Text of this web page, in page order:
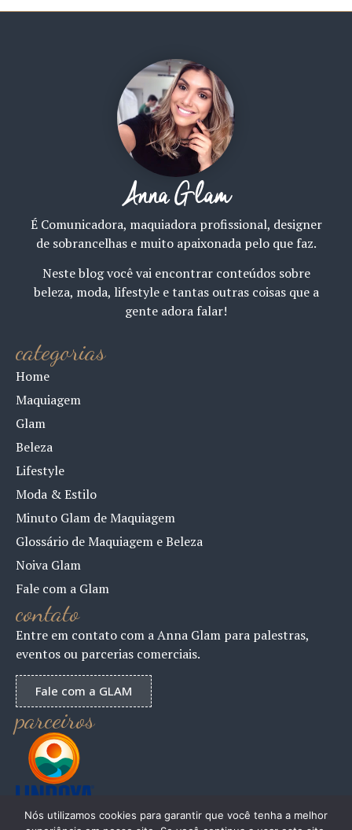
Anna Glam
É Comunicadora, maquiadora profissional, designer
de sobrancelhas e muito apaixonada pelo que faz.
Neste blog você vai encontrar conteúdos sobre
beleza, moda, lifestyle e tantas outras coisas que a
gente adora falar!
categorias
Home
Maquiagem
Glam
Beleza
Lifestyle
Moda & Estilo
Minuto Glam de Maquiagem
Glossário de Maquiagem e Beleza
Noiva Glam
Fale com a Glam
contato
Entre em contato com a Anna Glam para palestras,
eventos ou parcerias comerciais.
Fale com a GLAM
parceiros
Nós utilizamos cookies para garantir que você tenha a melhor